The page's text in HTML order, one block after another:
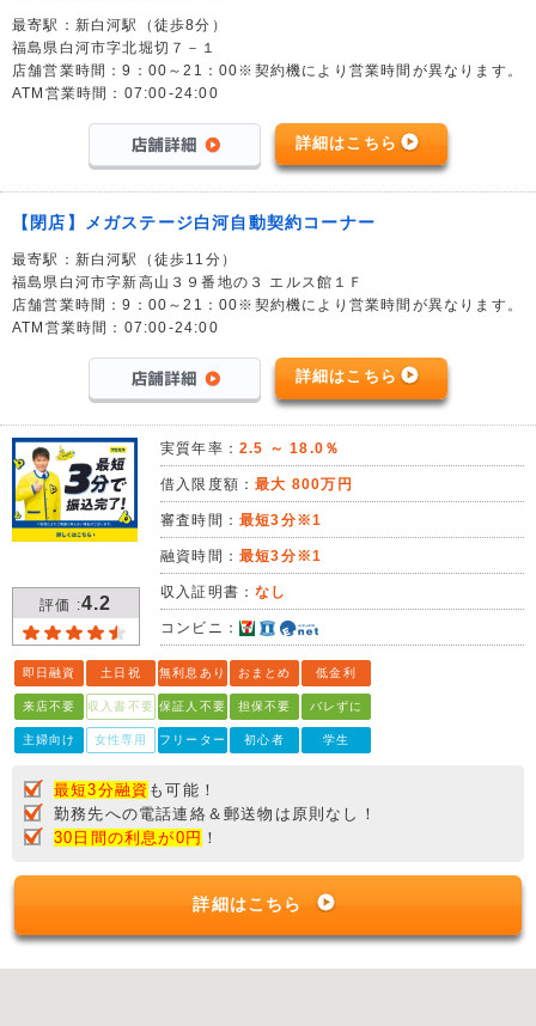
最寄駅：新白河駅（徒歩8分）
福島県白河市字北堀切７－１
店舗営業時間：9：00～21：00※契約機により営業時間が異なります。
ATM営業時間：07:00-24:00
詳細はこちら
【閉店】メガステージ白河自動契約コーナー
最寄駅：新白河駅（徒歩11分）
福島県白河市字新高山３９番地の３ エルス館１Ｆ
店舗営業時間：9：00～21：00※契約機により営業時間が異なります。
ATM営業時間：07:00-24:00
詳細はこちら
評価 :4.2
実質年率： 2.5 ～ 18.0％
借入限度額：最大 800万円
審査時間： 最短3分※1
融資時間： 最短3分※1
収入証明書：なし
コンビニ：
即日融資 土日祝 無利息あり おまとめ 低金利
来店不要 収入書不要 保証人不要 担保不要 バレずに
主婦向け 女性専用 フリーター 初心者 学生
最短3分融資 も可能！
勤務先への電話連絡＆郵送物は原則なし！
30日間の利息が0円 ！
詳細はこちら